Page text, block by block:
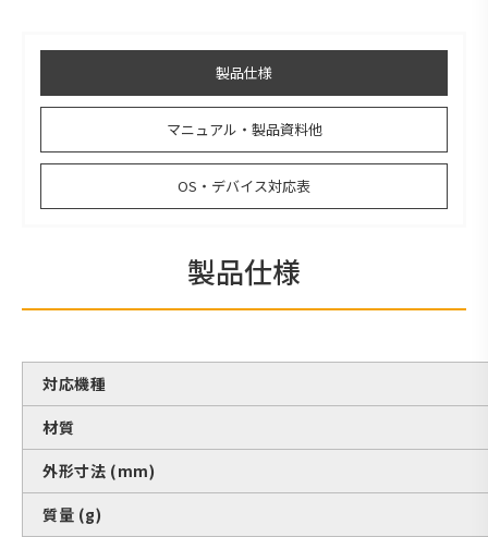
製品仕様
マニュアル・製品資料他
OS・デバイス対応表
製品仕様
対応機種
材質
外形寸法 (mm)
質量 (g)